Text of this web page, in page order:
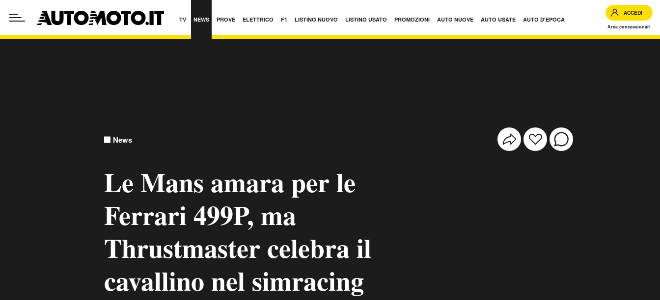
TV NEWS PROVE ELETTRICO F1 LISTINO NUOVO LISTINO USATO PROMOZIONI AUTO NUOVE AUTO USATE AUTO D'EPOCA
ACCEDI
Area concessionari
News
Le Mans amara per le
Ferrari 499P, ma
Thrustmaster celebra il
cavallino nel simracing